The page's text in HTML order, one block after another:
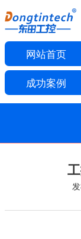
网站首页
成功案例